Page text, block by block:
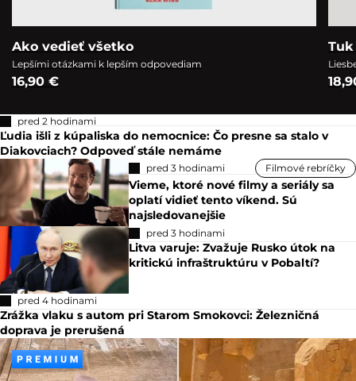
Ako vedieť všetko
Lepšími otázkami k lepším odpovediam
16,90 €
pred 2 hodinami
Ľudia išli z kúpaliska do nemocnice: Čo presne sa stalo v
Diakovciach? Odpoveď stále nemáme
pred 3 hodinami Filmové rebríčky
Vieme, ktoré nové filmy a seriály sa
oplatí vidieť tento víkend. Sú
najsledovanejšie
pred 3 hodinami
Litva varuje: Zvažuje Rusko útok na
kritickú infraštruktúru v Pobaltí?
pred 4 hodinami
Zrážka vlaku s autom pri Starom Smokovci: Železničná
doprava je prerušená